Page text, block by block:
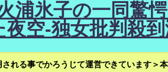
浦氷子の一同驚
空-独女批判殺
れる事でかろうじて運営できています＞